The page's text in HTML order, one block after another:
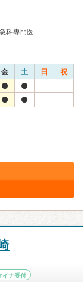
科専門医
金 土 日 祝
イナ受付